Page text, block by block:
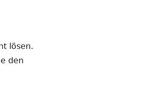
lösen.
den